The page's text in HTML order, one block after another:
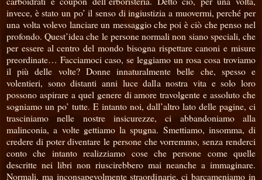
invece, è stato un po’ il senso di ingiustizia a muovermi, perché per
una volta volevo lanciare un messaggio che poi è ciò che penso nel
profondo. Quest’idea che le persone normali non siano speciali, che
per essere al centro del mondo bisogna rispettare canoni e misure
preordinate… Facciamoci caso, se leggiamo un rosa cosa troviamo
il più delle volte? Donne innaturalmente belle che, spesso e
volentieri, sono distanti anni luce dalla nostra vita e solo loro
possono aspirare a quel genere di amore travolgente e assoluto che
sogniamo un po’ tutte. E intanto noi, dall’altro lato delle pagine, ci
trasciniamo nelle nostre insicurezze, ci abbandoniamo alla
malinconia, a volte gettiamo la spugna. Smettiamo, insomma, di
credere di poter diventare le persone che vorremmo, senza renderci
conto che intanto realizziamo cose che persone come quelle
descritte nei libri non riuscirebbero mai neanche a immaginare.
Normali, ma inconsapevolmente straordinarie, ci barcameniamo in